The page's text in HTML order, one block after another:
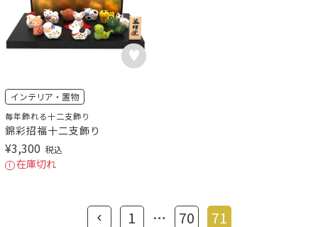
インテリア・置物
毎年飾れる十二支飾り
錦彩招福十二支飾り
¥3,300 税込
在庫切れ
1 … 70 71